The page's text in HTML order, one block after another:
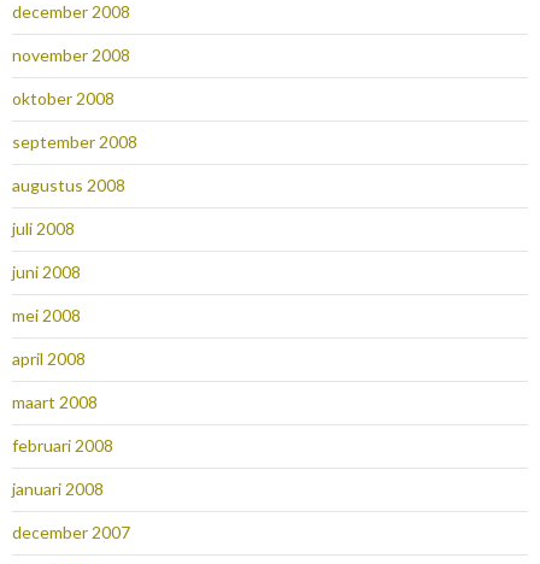
december 2008
november 2008
oktober 2008
september 2008
augustus 2008
juli 2008
juni 2008
mei 2008
april 2008
maart 2008
februari 2008
januari 2008
december 2007